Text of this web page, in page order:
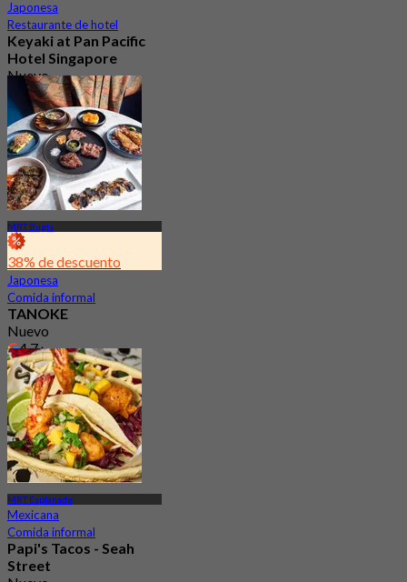
Japonesa
Restaurante de hotel
Keyaki at Pan Pacific
Hotel Singapore
Nuevo
4.2
DesdeS$ 70
MRT Bugis
38% de descuento
Japonesa
Comida informal
TANOKE
Nuevo
4.7
DesdeS$ 45.56
MRT Esplanade
Mexicana
Comida informal
Papi's Tacos - Seah
Street